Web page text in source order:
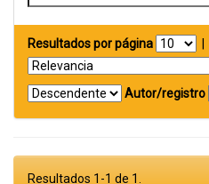
Resultados por página
Autor/registro
Resultados 1-1 de 1.